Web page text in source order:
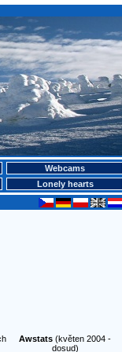
Webcams
Lonely hearts
Awstats (květen 2004 -
dosud)